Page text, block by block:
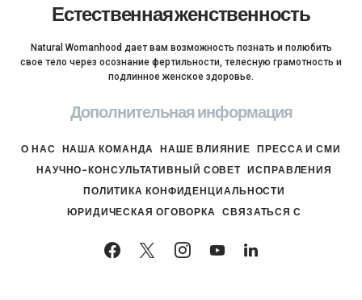
Естественная женственность
Natural Womanhood дает вам возможность познать и полюбить
свое тело через осознание фертильности, телесную грамотность и
подлинное женское здоровье.
Дополнительная информация
О НАС НАША КОМАНДА НАШЕ ВЛИЯНИЕ
ПРЕССА И СМИ
НАУЧНО-КОНСУЛЬТАТИВНЫЙ СОВЕТ ИСПРАВЛЕНИЯ
ПОЛИТИКА КОНФИДЕНЦИАЛЬНОСТИ
ЮРИДИЧЕСКАЯ ОГОВОРКА
СВЯЗАТЬСЯ С